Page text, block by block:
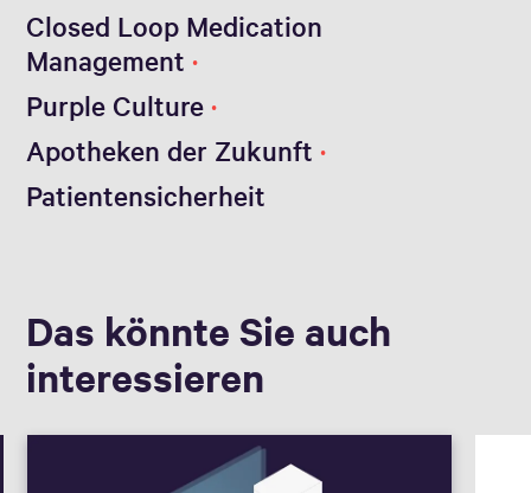
Closed Loop Medication
Management
Purple Culture
Apotheken der Zukunft
Patientensicherheit
Das könnte Sie auch
interessieren